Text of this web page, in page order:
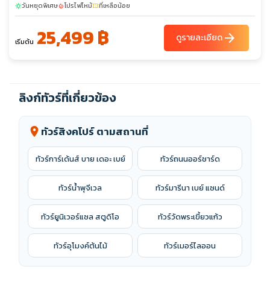
sunnyวันหยุดพิเศษlocal_fire_departmentโปรไฟไหม้confirmation_numberที่เหลือน้อย
เริ่มต้น 25,499 ฿ ดูรายละเอียดarrow_forward
ลิงก์ทัวร์ที่เกี่ยวข้อง
location_on ทัวร์สิงคโปร์ ตามสถานที่
ทัวร์การ์เด้นส์ บาย เดอะ เบย์ ทัวร์ถนนออร์ชาร์ด
ทัวร์น้ำพุจีเวล ทัวร์มารีนา เบย์ แซนด์
ทัวร์ยูนิเวอร์แซล สตูดิโอ ทัวร์วัดพระเขี้ยวแก้ว
ทัวร์อุโมงค์ต้นไม้ ทัวร์เมอร์ไลออน